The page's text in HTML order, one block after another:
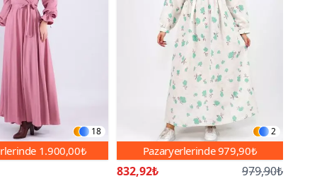
18
1.900,00₺
2
Pazaryerlerinde979,90₺
832,92₺ 979,90₺